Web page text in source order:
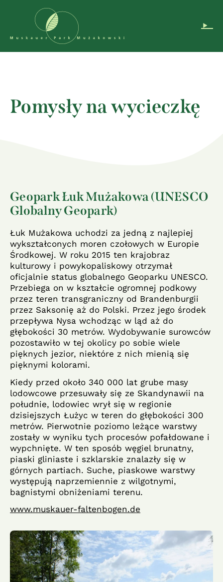
PL
Instagram
Pomysły na wycieczkę
Geopark Łuk Mużakowa (UNESCO
Globalny Geopark)
Łuk Mużakowa uchodzi za jedną z najlepiej
wykształconych moren czołowych w Europie
Środkowej. W roku 2015 ten krajobraz
kulturowy i powykopaliskowy otrzymał
oficjalnie status globalnego Geoparku UNESCO.
Przebiega on w kształcie ogromnej podkowy
przez teren transgraniczny od Brandenburgii
przez Saksonię aż do Polski. Przez jego środek
przepływa Nysa wchodząc w ląd aż do
głębokości 30 metrów. Wydobywanie surowców
pozostawiło w tej okolicy po sobie wiele
pięknych jezior, niektóre z nich mienią się
pięknymi kolorami.
Kiedy przed około 340 000 lat grube masy
lodowcowe przesuwały się ze Skandynawii na
południe, lodowiec wrył się w regionie
dzisiejszych Łużyc w teren do głębokości 300
metrów. Pierwotnie poziomo leżące warstwy
zostały w wyniku tych procesów pofałdowane i
wypchnięte. W ten sposób węgiel brunatny,
piaski gliniaste i szklarskie znalazły się w
górnych partiach. Suche, piaskowe warstwy
występują naprzemiennie z wilgotnymi,
bagnistymi obniżeniami terenu.
www.muskauer-faltenbogen.de